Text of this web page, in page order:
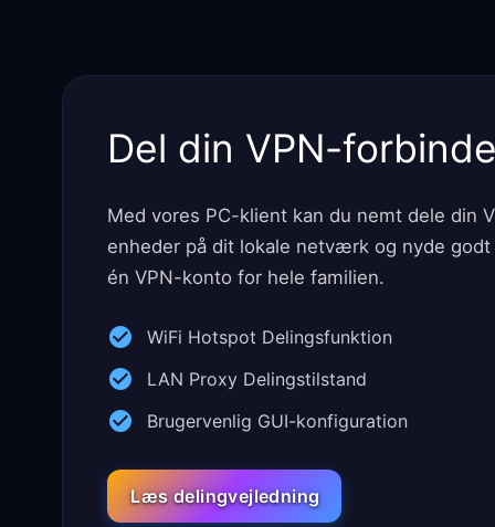
Del din VPN-
Med vores PC-klient kan du nemt dele din
enheder på dit lokale netværk og nyde
én VPN-konto for hele familien.
WiFi Hotspot Delingsfunktion
LAN Proxy Delingstilstand
Brugervenlig GUI-konfiguration
Læs delingvejledning